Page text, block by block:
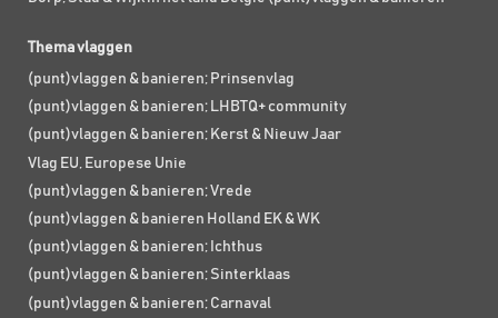
Thema vlaggen
(punt)vlaggen & banieren; Prinsenvlag
(punt)vlaggen & banieren; LHBTQ+ community
(punt)vlaggen & banieren; Kerst & Nieuw Jaar
Vlag EU, Europese Unie
(punt)vlaggen & banieren; Vrede
(punt)vlaggen & banieren Holland EK & WK
(punt)vlaggen & banieren; Ichthus
(punt)vlaggen & banieren; Sinterklaas
(punt)vlaggen & banieren; Carnaval